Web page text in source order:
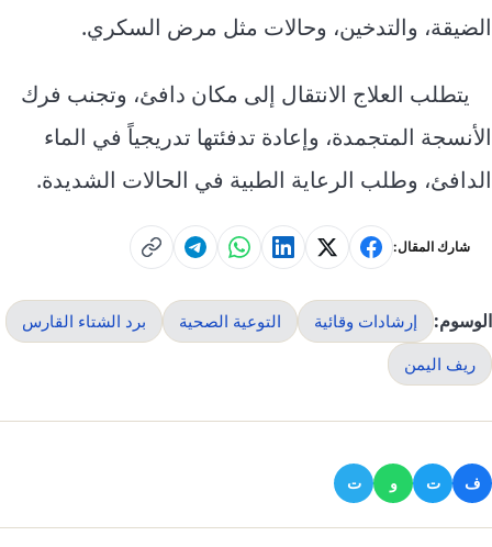
الضيقة، والتدخين، وحالات مثل مرض السكري.
يتطلب العلاج الانتقال إلى مكان دافئ، وتجنب فرك
الأنسجة المتجمدة، وإعادة تدفئتها تدريجياً في الماء
الدافئ، وطلب الرعاية الطبية في الحالات الشديدة.
شارك المقال:
الوسوم: إرشادات وقائية التوعية الصحية
برد الشتاء القارس
ريف اليمن
ف ت و ت